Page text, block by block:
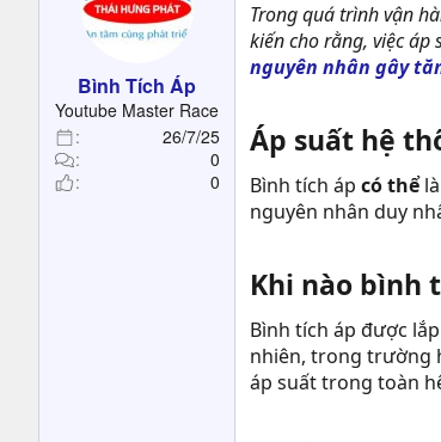
a
r
t
e
Bình Tích Áp
Youtube Master Race
26/7/25
0
0
Trong quá trình vận
kiến cho rằng, việc áp
nguyên nhân gây
Áp suất hệ
Bình tích áp có thểlà
nguyên nhân duy
Khi nào bình
Bình tích áp được
nhiên, trong trường
áp suất trong toàn